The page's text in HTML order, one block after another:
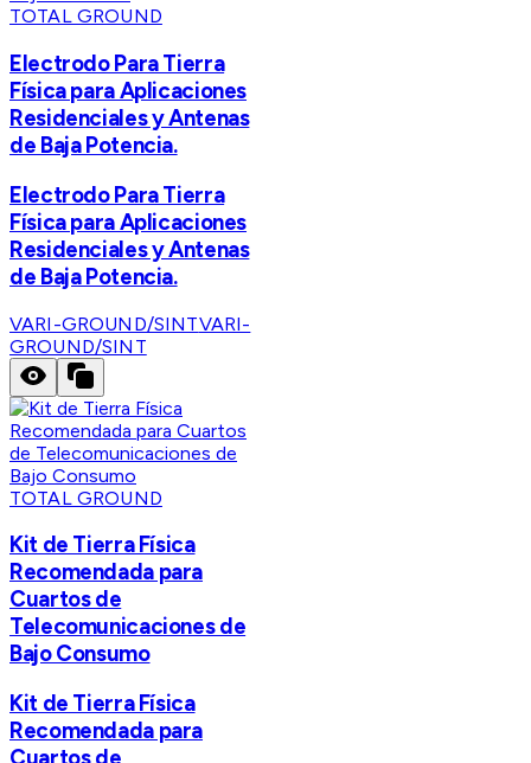
TOTAL GROUND
Electrodo Para Tierra
Física para Aplicaciones
Residenciales y Antenas
de Baja Potencia.
Electrodo Para Tierra
Física para Aplicaciones
Residenciales y Antenas
de Baja Potencia.
VARI-GROUND/SINTVARI-
GROUND/SINT
TOTAL GROUND
Kit de Tierra Física
Recomendada para
Cuartos de
Telecomunicaciones de
Bajo Consumo
Kit de Tierra Física
Recomendada para